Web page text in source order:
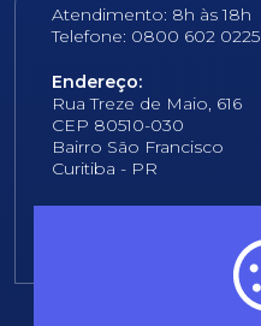
Atendimento: 8h às 18h
Telefone: 0800 602 0225
Endereço:
Rua Treze de Maio, 616
CEP 80510-030
Bairro São Francisco
Curitiba - PR